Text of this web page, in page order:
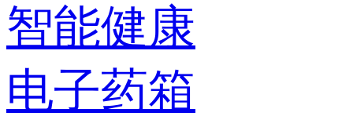
智能健康
电子药箱